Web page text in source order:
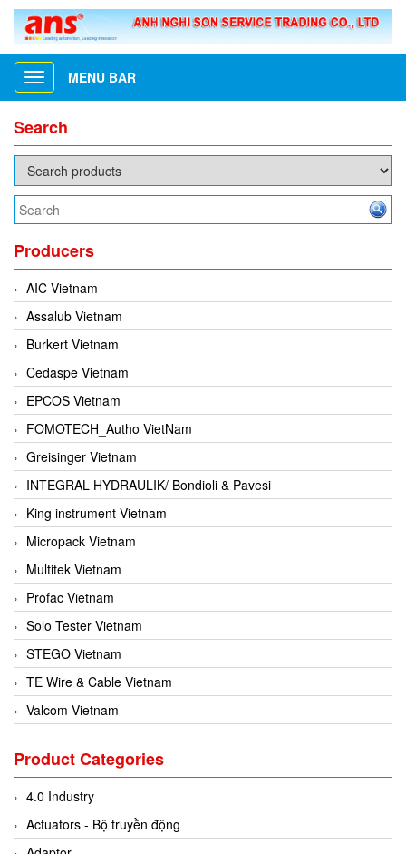
Toggle
navigation
MENU BAR
Search
Producers
AIC Vietnam
Assalub Vietnam
Burkert Vietnam
Cedaspe Vietnam
EPCOS Vietnam
FOMOTECH_Autho VietNam
Greisinger Vietnam
INTEGRAL HYDRAULIK/ Bondioli & Pavesi
King instrument Vietnam
Micropack Vietnam
Multitek Vietnam
Profac Vietnam
Solo Tester Vietnam
STEGO Vietnam
TE Wire & Cable Vietnam
Valcom Vietnam
3CTEST Vietnam
4B VietNam Vietnam
ABB Vietnam
AC Infinity Vietnam
Product Categories
4.0 Industry
Actuators - Bộ truyền động